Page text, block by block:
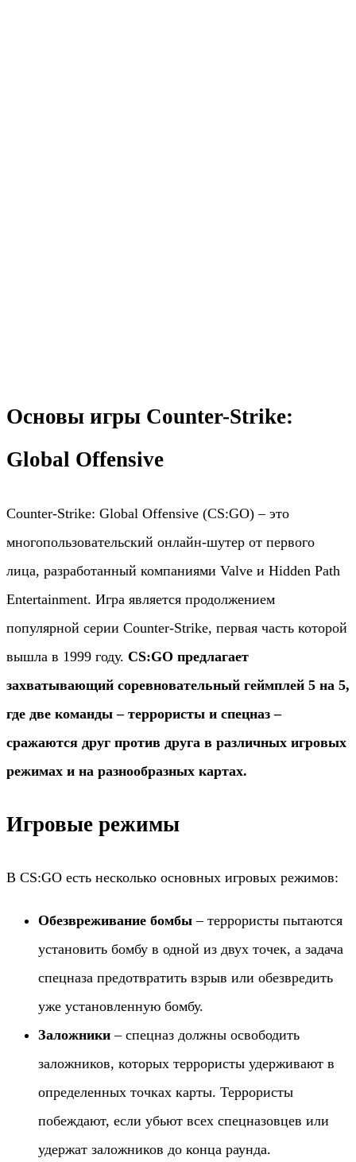
Основы игры Counter-Strike:
Global Offensive
Counter-Strike: Global Offensive (CS:GO) – это
многопользовательский онлайн-шутер от первого
лица, разработанный компаниями Valve и Hidden Path
Entertainment. Игра является продолжением
популярной серии Counter-Strike, первая часть которой
вышла в 1999 году. CS:GO предлагает
захватывающий соревновательный геймплей 5 на 5,
где две команды – террористы и спецназ –
сражаются друг против друга в различных игровых
режимах и на разнообразных картах.
Игровые режимы
В CS:GO есть несколько основных игровых режимов:
Обезвреживание бомбы – террористы пытаются
установить бомбу в одной из двух точек, а задача
спецназа предотвратить взрыв или обезвредить
уже установленную бомбу.
Заложники – спецназ должны освободить
заложников, которых террористы удерживают в
определенных точках карты. Террористы
побеждают, если убьют всех спецназовцев или
удержат заложников до конца раунда.